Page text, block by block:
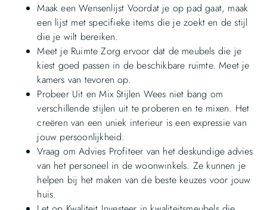
Maak een Wensenlijst Voordat je op pad gaat, maak
een lijst met specifieke items die je zoekt en de stijl
die je wilt bereiken.
Meet je Ruimte Zorg ervoor dat de meubels die je
kiest goed passen in de beschikbare ruimte. Meet je
kamers van tevoren op.
Probeer Uit en Mix Stijlen Wees niet bang om
verschillende stijlen uit te proberen en te mixen. Het
creëren van een uniek interieur is een expressie van
jouw persoonlijkheid.
Vraag om Advies Profiteer van het deskundige advies
van het personeel in de woonwinkels. Ze kunnen je
helpen bij het maken van de beste keuzes voor jouw
huis.